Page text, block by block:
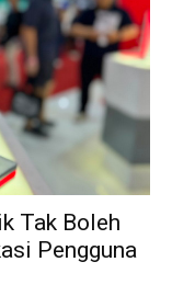
Tak Boleh
Pengguna